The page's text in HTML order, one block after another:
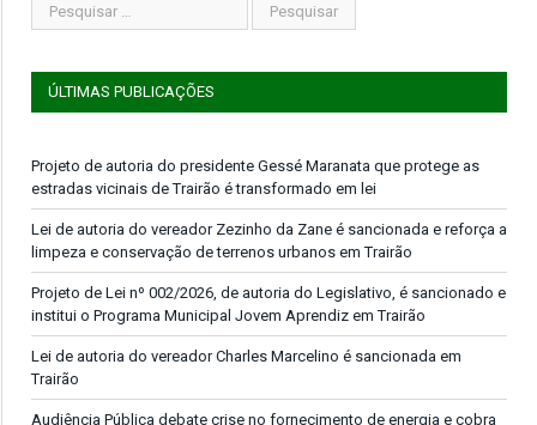
ÚLTIMAS PUBLICAÇÕES
Projeto de autoria do presidente Gessé Maranata que protege as
estradas vicinais de Trairão é transformado em lei
Lei de autoria do vereador Zezinho da Zane é sancionada e reforça a
limpeza e conservação de terrenos urbanos em Trairão
Projeto de Lei nº 002/2026, de autoria do Legislativo, é sancionado e
institui o Programa Municipal Jovem Aprendiz em Trairão
Lei de autoria do vereador Charles Marcelino é sancionada em
Trairão
Audiência Pública debate crise no fornecimento de energia e cobra